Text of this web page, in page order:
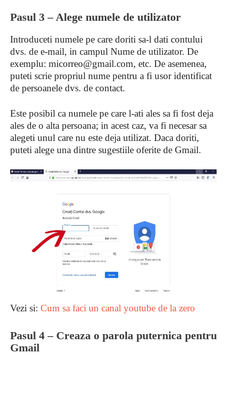
Pasul 3 – Alege numele de utilizator
Introduceti numele pe care doriti sa-l dati contului
dvs. de e-mail, in campul Nume de utilizator. De
exemplu: micorreo@gmail.com, etc. De asemenea,
puteti scrie propriul nume pentru a fi usor identificat
de persoanele dvs. de contact.
Este posibil ca numele pe care l-ati ales sa fi fost deja
ales de o alta persoana; in acest caz, va fi necesar sa
alegeti unul care nu este deja utilizat. Daca doriti,
puteti alege una dintre sugestiile oferite de Gmail.
Vezi si: Cum sa faci un canal youtube de la zero
Pasul 4 – Creaza o parola puternica pentru
Gmail